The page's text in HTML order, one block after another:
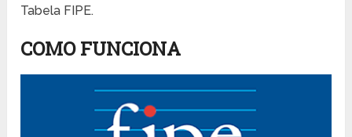
Tabela FIPE.
COMO FUNCIONA